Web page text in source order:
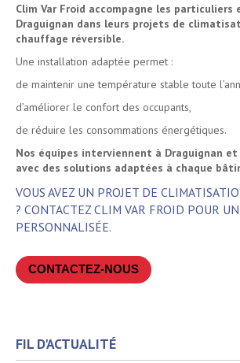
Clim Var Froid accompagne les
Draguignan dans leurs projets de
chauffage réversible.
Une installation adaptée permet :
de maintenir une température stable toute
d’améliorer le confort des occupants,
de réduire les consommations énergétiques.
Nos équipes interviennent à Draguignan
avec des solutions adaptées à chaque
VOUS AVEZ UN PROJET DE
? CONTACTEZ CLIM VAR FROID POUR
PERSONNALISÉE.
CONTACTEZ-NOUS
FIL D'ACTUALITÉ